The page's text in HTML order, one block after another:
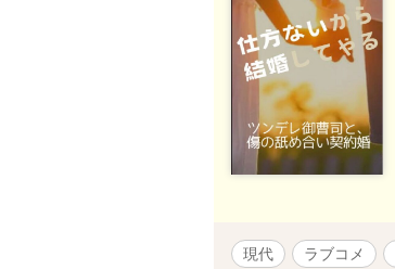
現代 ラブコメ